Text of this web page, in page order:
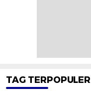
TAG TERPOPULER